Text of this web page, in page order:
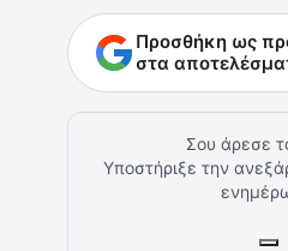
Προσθήκη ως
στα
Σου άρεσε
Υποστήριξε την